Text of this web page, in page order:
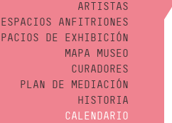
ARTISTAS
ESPACIOS ANFITRIONES
DE EXHIBICIÓN
MAPA MUSEO
CURADORES
PLAN DE MEDIACIÓN
HISTORIA
CALENDARIO